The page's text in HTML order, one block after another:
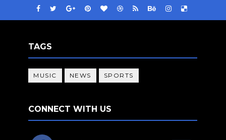
TAGS
MUSIC NEWS SPORTS
CONNECT WITH US